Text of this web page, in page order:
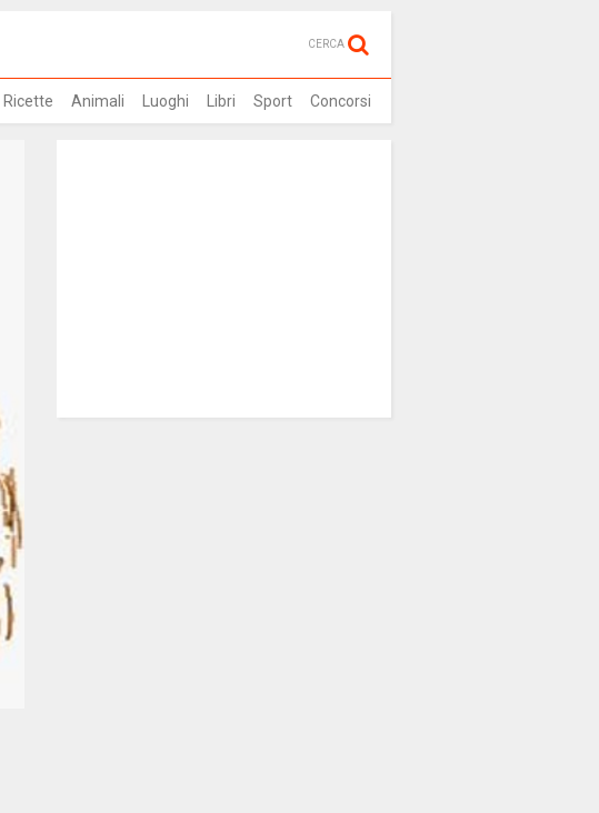
CERCA
Ricette Animali Luoghi Libri Sport Concorsi